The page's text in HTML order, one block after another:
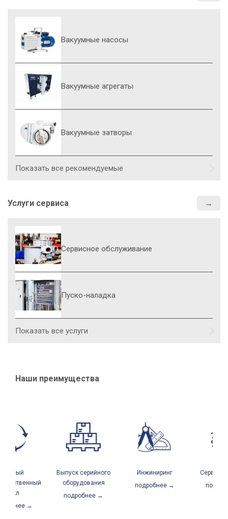
Вакуумные насосы
Вакуумные агрегаты
Вакуумные затворы
Показать все рекомендуемые
Услуги сервиса
Сервисное обслуживание
Пуско-наладка
Показать все услуги
Наши преимущества
→
Выпуск серийного
оборудования
подробнее →
Инжиниринг
подробнее →